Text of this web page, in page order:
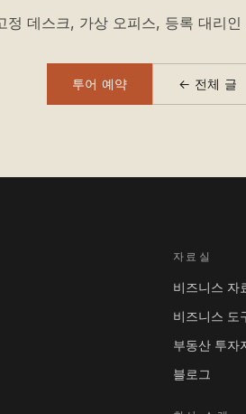
정 데스크, 가상 오피스, 등록 대리
투어 예약 ← 전체 글
자료실
비즈니스 자
비즈니스 도
부동산 투자
블로그